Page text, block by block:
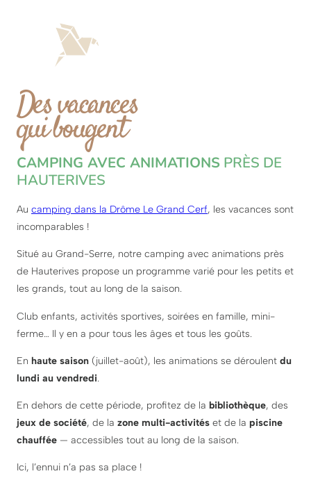
Des vacances
qui bougent
CAMPING AVEC ANIMATIONS PRÈS DE
HAUTERIVES
Au camping dans la Drôme Le Grand Cerf, les vacances sont
incomparables !
Situé au Grand-Serre, notre camping avec animations près
de Hauterives propose un programme varié pour les petits et
les grands, tout au long de la saison.
Club enfants, activités sportives, soirées en famille, mini-
ferme… Il y en a pour tous les âges et tous les goûts.
En haute saison (juillet-août), les animations se déroulent du
lundi au vendredi.
En dehors de cette période, profitez de la bibliothèque, des
jeux de société, de la zone multi-activités et de la piscine
chauffée — accessibles tout au long de la saison.
Ici, l’ennui n’a pas sa place !